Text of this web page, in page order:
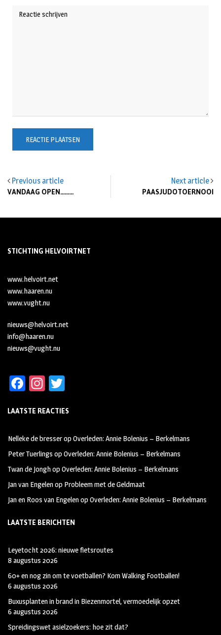
Previous article
VANDAAG OPEN………
Next article
PAASJUDOTOERNOOI
STICHTING HELVOIRTNET
www.helvoirt.net
www.haaren.nu
www.vught.nu
nieuws@helvoirt.net
info@haaren.nu
nieuws@vught.nu
Fa
b
oo
k
In
ag
m
tt
LAATSTE REACTIES
Nelleke de bresseropOverleden: Annie Bolenius – Berkelmans
Peter Tuerlings opOverleden: Annie Bolenius – Berkelmans
Twan de JonghopOverleden: Annie Bolenius – Berkelmans
Jan van Engelenop Probleem met de Geldmaat
Jan en Roos van EngelenopOverleden: Annie Bolenius – Berkelmans
LAATSTE BERICHTEN
Leyetocht 2026: nieuwe fietsroutes
8 augustus 2026
60+ en nog zin om te voetballen? Kom Walking Footballen!
6 augustus 2026
Buxusplanten in brand in Biezenmortel, vermoedelijk opzet
6 augustus 2026
Spreidingswet asielzoekers: hoe zit dat?